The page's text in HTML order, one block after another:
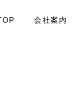
会社案内